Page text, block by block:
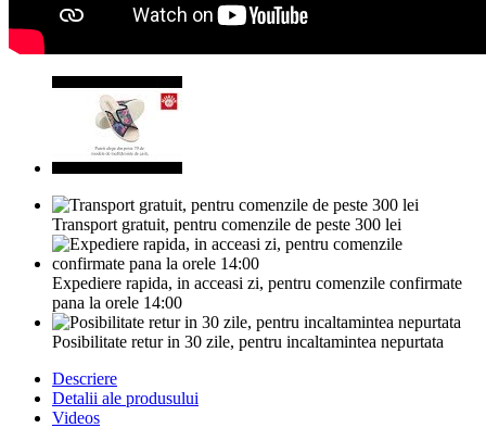
Transport gratuit, pentru comenzile de peste 300 lei
Expediere rapida, in acceasi zi, pentru comenzile confirmate
pana la orele 14:00
Posibilitate retur in 30 zile, pentru incaltamintea nepurtata
Descriere
Detalii ale produsului
Videos